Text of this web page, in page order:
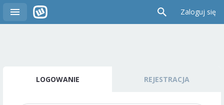
Zaloguj się
LOGOWANIE REJESTRACJA